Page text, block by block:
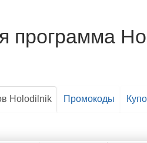
программа
Holodilnik Промокоды